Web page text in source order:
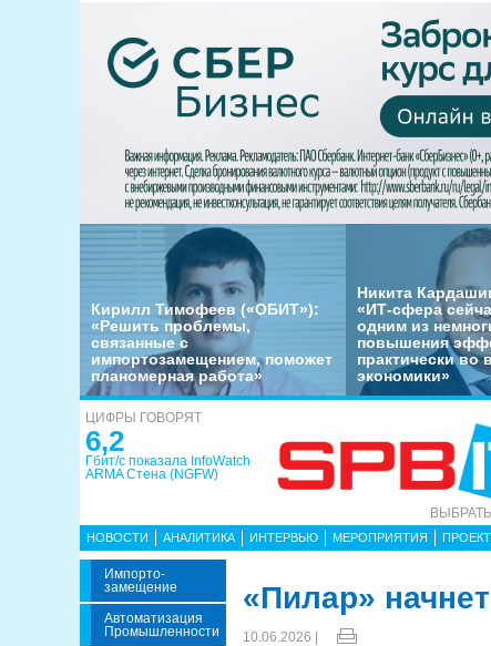
Кирилл Тимофеев («ОБИТ»):
«Решить проблемы,
связанные с
импортозамещением, поможет
планомерная работа»
Никита
«ИТ-сфера
одним из
повышения
практически во
экономики»
ЦИФРЫ ГОВОРЯТ
6,2
Гбит/с показала InfoWatch
ARMA Стена (NGFW)
НОВОСТИ АНАЛИТИКА ИНТЕРВЬЮ МЕРОПРИЯТИЯ
Импорто­
Замещение
Автоматизация
Промышленности
«Пилар»
10.06.2026 |